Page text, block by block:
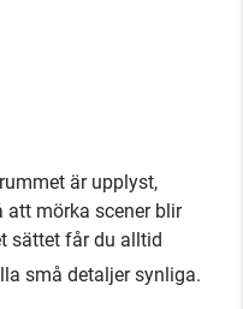
är upplyst,
att mörka scener blir
sättet får du alltid
små detaljer synliga.